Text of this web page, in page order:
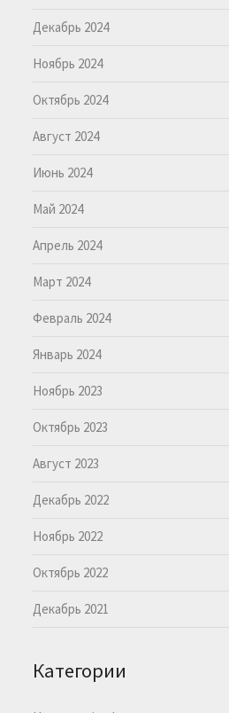
Декабрь 2024
Ноябрь 2024
Октябрь 2024
Август 2024
Июнь 2024
Май 2024
Апрель 2024
Март 2024
Февраль 2024
Январь 2024
Ноябрь 2023
Октябрь 2023
Август 2023
Декабрь 2022
Ноябрь 2022
Октябрь 2022
Декабрь 2021
Категории